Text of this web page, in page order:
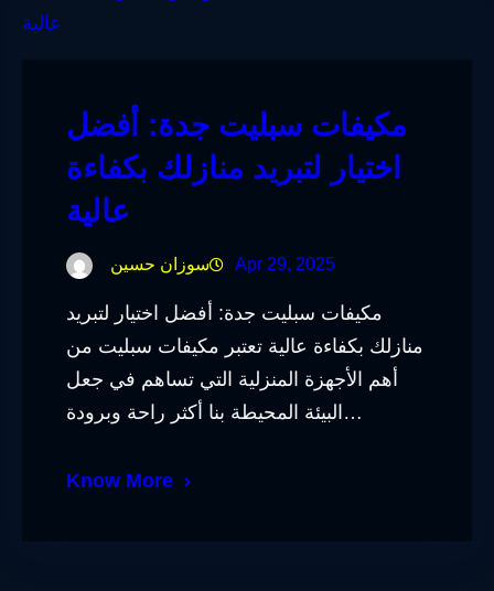
مكيفات سبليت جدة: أفضل
اختيار لتبريد منازلك بكفاءة
عالية
سوزان حسين Apr 29, 2025
مكيفات سبليت جدة: أفضل اختيار لتبريد
منازلك بكفاءة عالية تعتبر مكيفات سبليت من
أهم الأجهزة المنزلية التي تساهم في جعل
البيئة المحيطة بنا أكثر راحة وبرودة…
Know More